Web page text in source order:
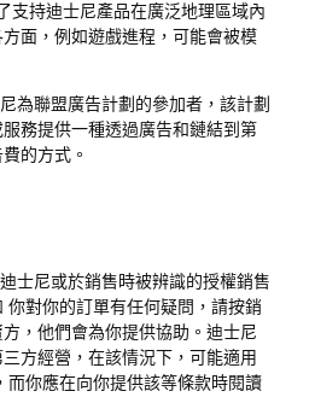
支持迪士尼產品在廣泛地理區域內
面，例如遊戲進程，可能會被模
為聯盟廣告計劃的參加者，該計劃
務提供一種透過廣告和鏈結到第
的方式。
士尼或於銷售時被辨識的授權銷售
你對你的訂單有任何疑問，請按銷
，他們會為你提供協助。迪士尼
方經營，在該情況下，可能適用
而你應在向你提供該等條款時閱讀